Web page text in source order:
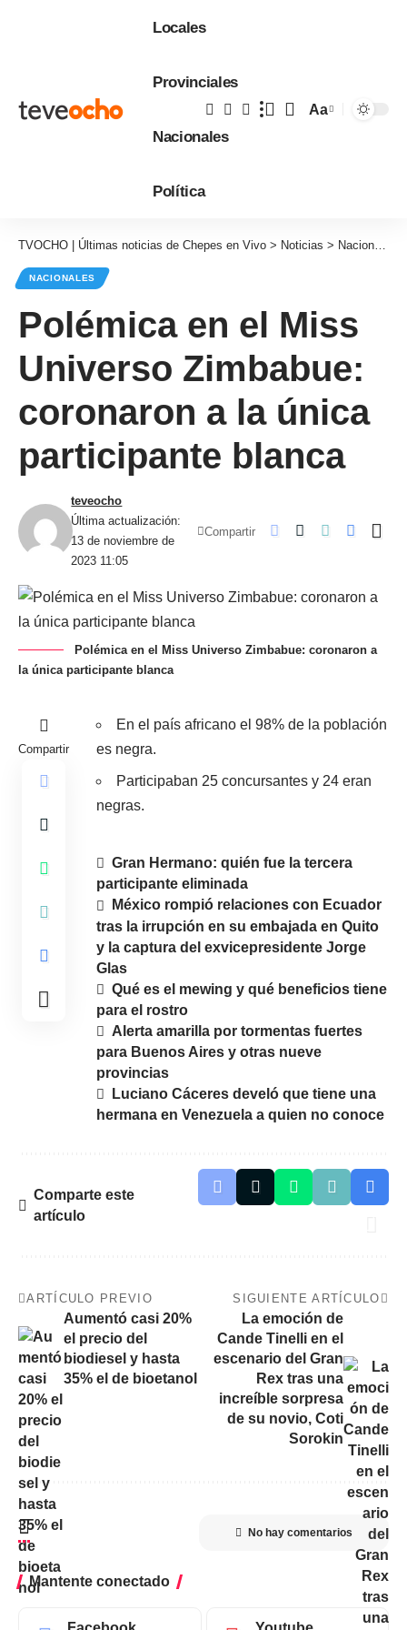
Locales
Provinciales
Nacionales
Política
Aa
TVOCHO | Últimas noticias de Chepes en Vivo > Noticias > Nacionales
NACIONALES
Polémica en el Miss
Universo Zimbabue:
coronaron a la única
participante blanca
Última actualización:
13 de noviembre de
2023 11:05
teveocho
Compartir
Polémica en el Miss Universo Zimbabue: coronaron a
la única participante blanca
Compartir
En el país africano el 98% de la población
es negra.
Participaban 25 concursantes y 24 eran
negras.
Gran Hermano: quién fue la tercera
participante eliminada
México rompió relaciones con Ecuador
tras la irrupción en su embajada en Quito
y la captura del exvicepresidente Jorge
Glas
Qué es el mewing y qué beneficios tiene
para el rostro
Alerta amarilla por tormentas fuertes
para Buenos Aires y otras nueve
provincias
Luciano Cáceres develó que tiene una
hermana en Venezuela a quien no conoce
Comparte este
artículo
ARTÍCULO PREVIO
Aumentó casi 20%
el precio del
biodiesel y hasta
35% el de bioetanol
SIGUIENTE ARTÍCULO
La emoción de
Cande Tinelli en el
escenario del Gran
Rex tras una
increíble sorpresa
de su novio, Coti
Sorokin
No hay comentarios
Mantente conectado